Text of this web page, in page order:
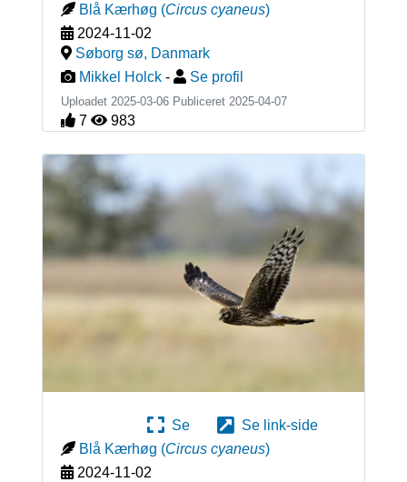
Blå Kærhøg (Circus cyaneus)
2024-11-02
Søborg sø, Danmark
Mikkel Holck - Se profil
Uploadet 2025-03-06 Publiceret 2025-04-07
7 983
Se
Se link-side
Blå Kærhøg (Circus cyaneus)
2024-11-02